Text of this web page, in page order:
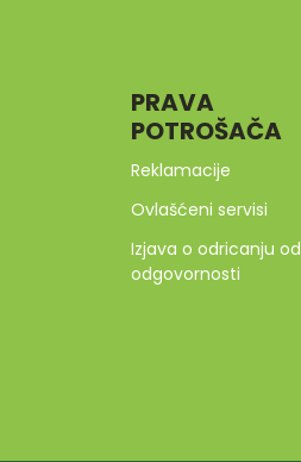
PRAVA
POTROŠAČA
Reklamacije
Ovlašćeni servisi
Izjava o odricanju od
odgovornosti